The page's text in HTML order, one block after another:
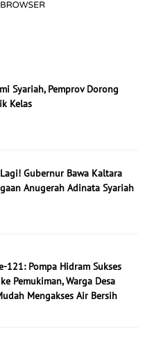
Syariah, Pemprov Dorong
Kelas
Gubernur Bawa Kaltara
Anugerah Adinata Syariah
121: Pompa Hidram Sukses
Pemukiman, Warga Desa
Mengakses Air Bersih